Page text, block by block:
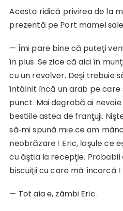
Acesta ridică privirea de la
prezentă pe Port mamei
— Îmi pare bine că puteţi
în plus. Se zice că aici în
cu un revolver. Deşi trebuie
întâlnit încă un arab pe care
punct. Mai degrabă ai
bestiile astea de franţuji.
să‑mi spună mie ce am
neobrăzare ! Eric, laşule ce
cu ăştia la recepţie. Probabil
biscuiţii cu care mă încarcă !
— Tot aia e, zâmbi Eric.